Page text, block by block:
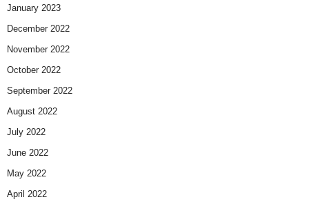
January 2023
December 2022
November 2022
October 2022
September 2022
August 2022
July 2022
June 2022
May 2022
April 2022